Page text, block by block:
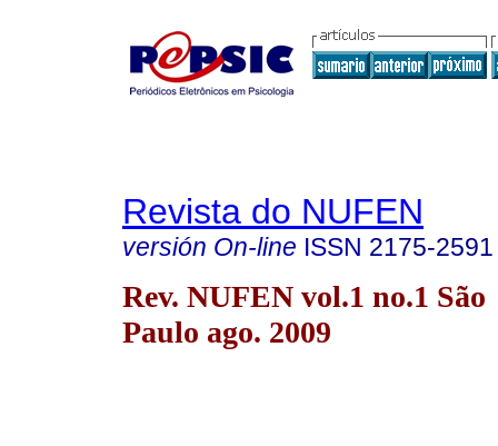
Revista do NUFEN
versión On-line ISSN 2175-2591
Rev. NUFEN vol.1 no.1 São
Paulo ago. 2009